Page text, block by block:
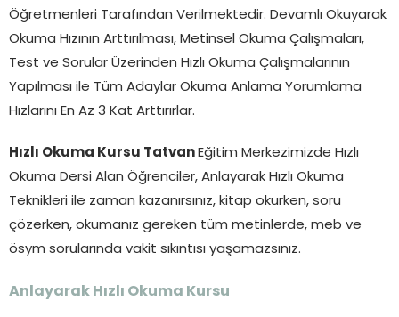
Öğretmenleri Tarafından Verilmektedir. Devamlı Okuyarak
Okuma Hızının Arttırılması, Metinsel Okuma Çalışmaları,
Test ve Sorular Üzerinden Hızlı Okuma Çalışmalarının
Yapılması ile Tüm Adaylar Okuma Anlama Yorumlama
Hızlarını En Az 3 Kat Arttırırlar.
Hızlı Okuma Kursu Tatvan Eğitim Merkezimizde Hızlı
Okuma Dersi Alan Öğrenciler, Anlayarak Hızlı Okuma
Teknikleri ile zaman kazanırsınız, kitap okurken, soru
çözerken, okumanız gereken tüm metinlerde, meb ve
ösym sorularında vakit sıkıntısı yaşamazsınız.
Anlayarak Hızlı Okuma Kursu